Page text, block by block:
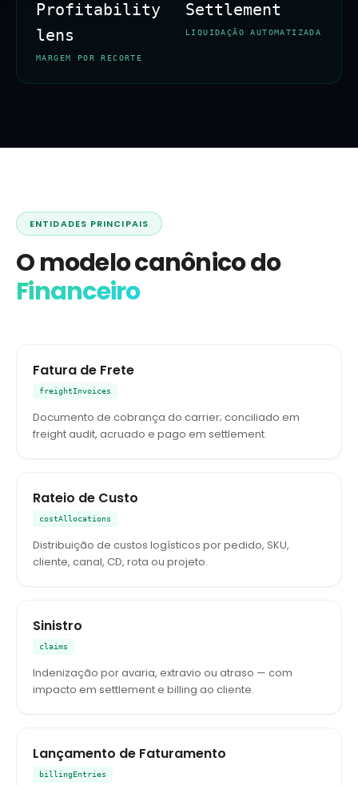
Profitability
lens
MARGEM POR RECORTE
Settlement
LIQUIDAÇÃO AUTOMATIZADA
ENTIDADES PRINCIPAIS
O modelo canônico do
Financeiro
Fatura de Frete
freightInvoices
Documento de cobrança do carrier; conciliado em
freight audit, acruado e pago em settlement.
Rateio de Custo
costAllocations
Distribuição de custos logísticos por pedido, SKU,
cliente, canal, CD, rota ou projeto.
Sinistro
claims
Indenização por avaria, extravio ou atraso — com
impacto em settlement e billing ao cliente.
Lançamento de Faturamento
billingEntries